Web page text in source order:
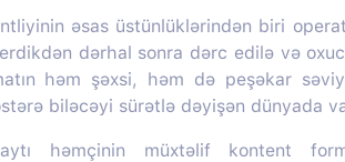
əsas üstünlüklərindən biri
dərhal sonra dərc edilə və
həm şəxsi, həm də peşəkar
biləcəyi sürətlə dəyişən dünyada
həmçinin müxtəlif kontent